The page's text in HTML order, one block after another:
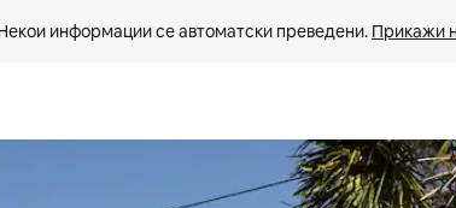
информации се автоматски преведени. Прикажи